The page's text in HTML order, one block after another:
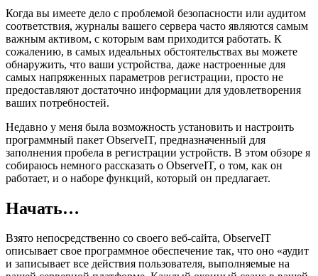
Когда вы имеете дело с проблемой безопасности или аудитом
соответствия, журналы вашего сервера часто являются самым
важным активом, с которым вам приходится работать. К
сожалению, в самых идеальных обстоятельствах вы можете
обнаружить, что ваши устройства, даже настроенные для
самых напряженных параметров регистрации, просто не
предоставляют достаточно информации для удовлетворения
ваших потребностей.
Недавно у меня была возможность установить и настроить
программный пакет ObserveIT, предназначенный для
заполнения пробела в регистрации устройств. В этом обзоре я
собираюсь немного рассказать о ObserveIT, о том, как он
работает, и о наборе функций, который он предлагает.
Начать…
Взято непосредственно со своего веб-сайта, ObserveIT
описывает свое программное обеспечение так, что оно «аудит
и записывает все действия пользователя, выполняемые на